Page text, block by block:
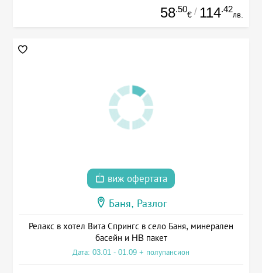
58.50
€ / 114.42
лв.
виж офертата
Баня, Разлог
Релакс в хотел Вита Спрингс в село Баня, минерален
басейн и HB пакет
Дата: 03.01 - 01.09 + полупансион